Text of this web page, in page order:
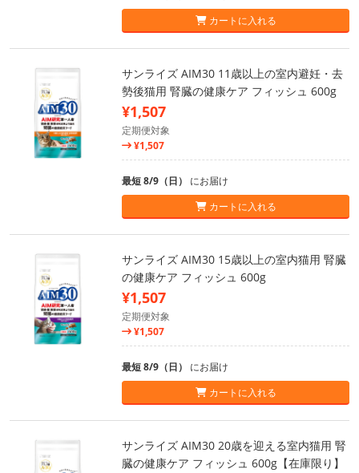
カートに入れる
サンライズ AIM30 11歳以上の室内避妊・去
勢後猫用 腎臓の健康ケア フィッシュ 600g
¥1,507
定期便対象
¥1,507
最短 8/9（日） にお届け
カートに入れる
サンライズ AIM30 15歳以上の室内猫用 腎臓
の健康ケア フィッシュ 600g
¥1,507
定期便対象
¥1,507
最短 8/9（日） にお届け
カートに入れる
サンライズ AIM30 20歳を迎える室内猫用 腎
臓の健康ケア フィッシュ 600g【在庫限り】